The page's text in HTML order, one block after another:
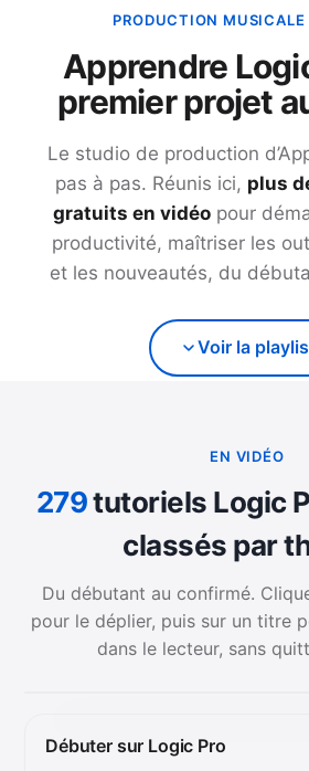
PRODUCTION MUSICALE
Apprendre
premier projet
Le studio de production
pas à pas. Réunis ici, plus
gratuits en vidéopour
productivité, maîtriser les
et les nouveautés, du
Voir la
EN VIDÉO
279tutoriels Logic
classés par
Du débutant au confirmé.
pour le déplier, puis sur un titre
dans le lecteur, sans
Débuter sur Logic Pro